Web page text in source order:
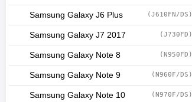
Samsung Galaxy J6 Plus (J610FN/DS)
Samsung Galaxy J7 2017 (J730FD)
Samsung Galaxy Note 8 (N950FD)
Samsung Galaxy Note 9 (N960F/DS)
Samsung Galaxy Note 10 (N970F/DS)